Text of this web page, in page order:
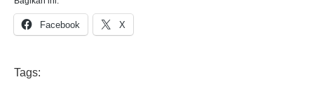
Facebook X
Tags: